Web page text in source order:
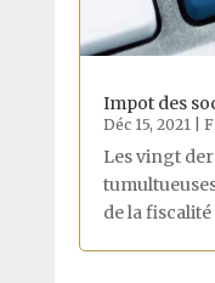
Impot des
Déc 15, 2021
Les vingt
de la fiscalité